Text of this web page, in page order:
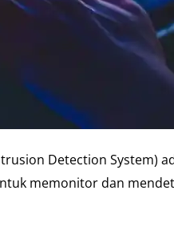
Detection System)
memonitor dan